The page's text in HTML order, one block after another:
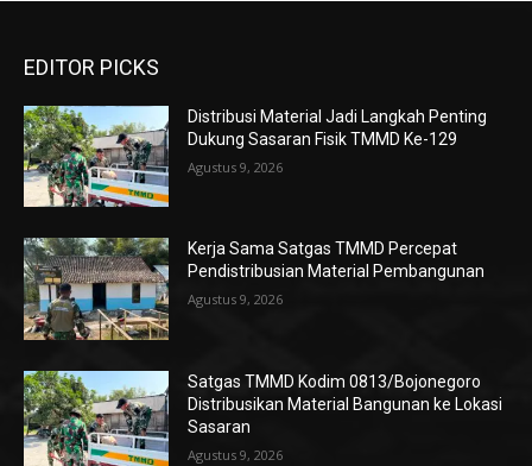
EDITOR PICKS
Distribusi Material Jadi Langkah Penting
Dukung Sasaran Fisik TMMD Ke-129
Agustus 9, 2026
Kerja Sama Satgas TMMD Percepat
Pendistribusian Material Pembangunan
Agustus 9, 2026
Satgas TMMD Kodim 0813/Bojonegoro
Distribusikan Material Bangunan ke Lokasi
Sasaran
Agustus 9, 2026